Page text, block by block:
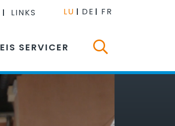
LINKS LU DE FR
EIS SERVICER